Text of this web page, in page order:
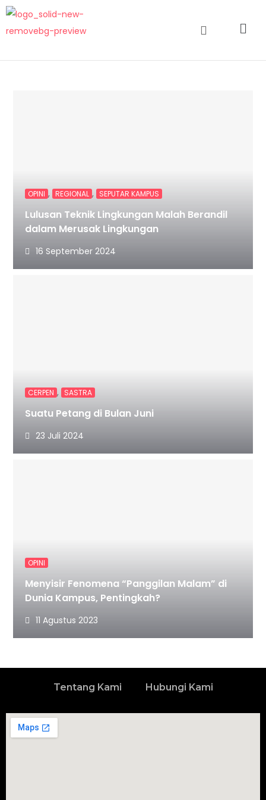
OPINI , REGIONAL , SEPUTAR KAMPUS
Lulusan Teknik Lingkungan Malah Berandil
dalam Merusak Lingkungan
16 September 2024
CERPEN , SASTRA
Suatu Petang di Bulan Juni
23 Juli 2024
OPINI
Menyisir Fenomena “Panggilan Malam” di
Dunia Kampus, Pentingkah?
11 Agustus 2023
Tentang Kami Hubungi Kami